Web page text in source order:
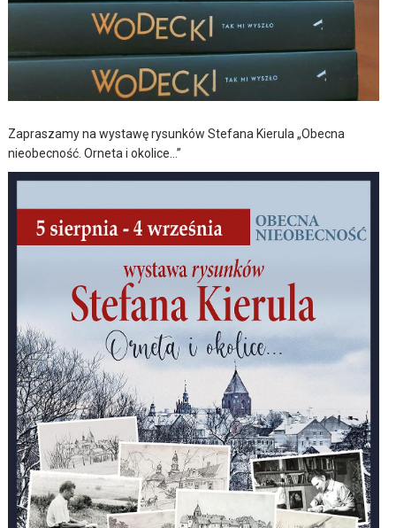
Zapraszamy na wystawę rysunków Stefana Kierula „Obecna
nieobecność. Orneta i okolice…”